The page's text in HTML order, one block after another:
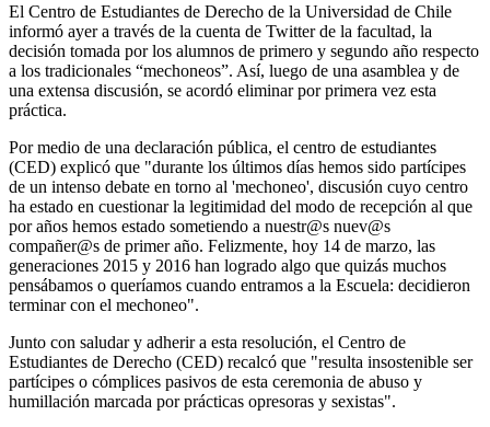
El Centro de Estudiantes de Derecho de la Universidad de Chile
informó ayer a través de la cuenta de Twitter de la facultad, la
decisión tomada por los alumnos de primero y segundo año respecto
a los tradicionales “mechoneos”. Así, luego de una asamblea y de
una extensa discusión, se acordó eliminar por primera vez esta
práctica.
Por medio de una declaración pública, el centro de estudiantes
(CED) explicó que "durante los últimos días hemos sido partícipes
de un intenso debate en torno al 'mechoneo', discusión cuyo centro
ha estado en cuestionar la legitimidad del modo de recepción al que
por años hemos estado sometiendo a nuestr@s nuev@s
compañer@s de primer año. Felizmente, hoy 14 de marzo, las
generaciones 2015 y 2016 han logrado algo que quizás muchos
pensábamos o queríamos cuando entramos a la Escuela: decidieron
terminar con el mechoneo".
Junto con saludar y adherir a esta resolución, el Centro de
Estudiantes de Derecho (CED) recalcó que "resulta insostenible ser
partícipes o cómplices pasivos de esta ceremonia de abuso y
humillación marcada por prácticas opresoras y sexistas".